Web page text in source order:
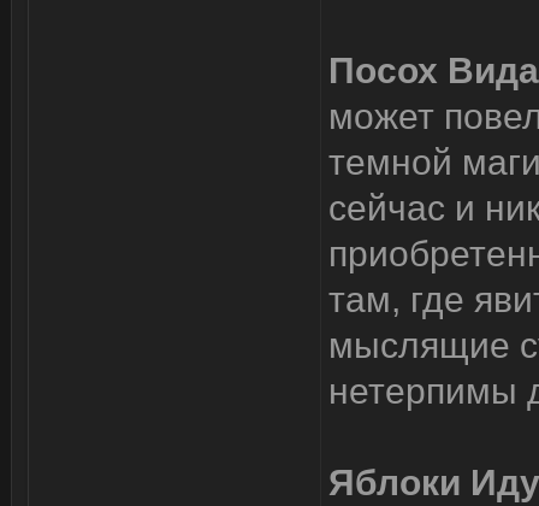
Посох
может
темной
сейчас и
там, где
мыслящие
нетерпимы
Яблоки